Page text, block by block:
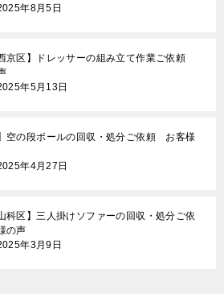
年8月5日
京区】ドレッサーの組み立て作業ご依頼
年5月13日
空の段ボールの回収・処分ご依頼 お客様
年4月27日
科区】三人掛けソファーの回収・処分ご依
の声
年3月9日